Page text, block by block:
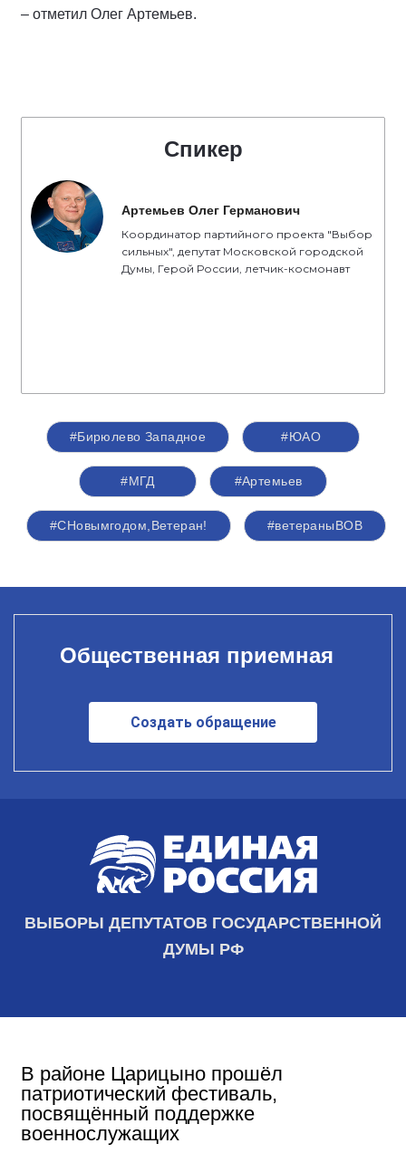
– отметил Олег Артемьев.
Спикер
Артемьев Олег Германович
Координатор партийного проекта "Выбор
сильных", депутат Московской городской
Думы, Герой России, летчик-космонавт
#Бирюлево Западное #ЮАО
#МГД #Артемьев
#СНовымгодом,Ветеран! #ветераныВОВ
Общественная приемная
Создать обращение
ВЫБОРЫ ДЕПУТАТОВ ГОСУДАРСТВЕННОЙ
ДУМЫ РФ
В районе Царицыно прошёл
патриотический фестиваль,
посвящённый поддержке
военнослужащих